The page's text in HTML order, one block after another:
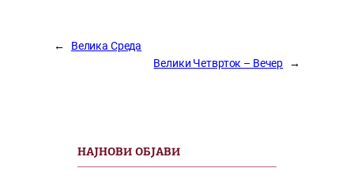
←
Велика Среда
Велики Четврток – Вечер
→
НАЈНОВИ ОБЈАВИ